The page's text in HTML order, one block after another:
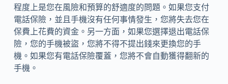
程度上是您在風險和預算的舒適度的問題。如果您支付
電話保險，並且手機沒有任何事情發生，您將失去您在
保費上花費的資金。另一方面，如果您選擇退出電話保
險，您的手機被盜，您將不得不提出錢來更換您的手
機。如果您有電話保險覆蓋，您將不會自動獲得翻新的
手機。